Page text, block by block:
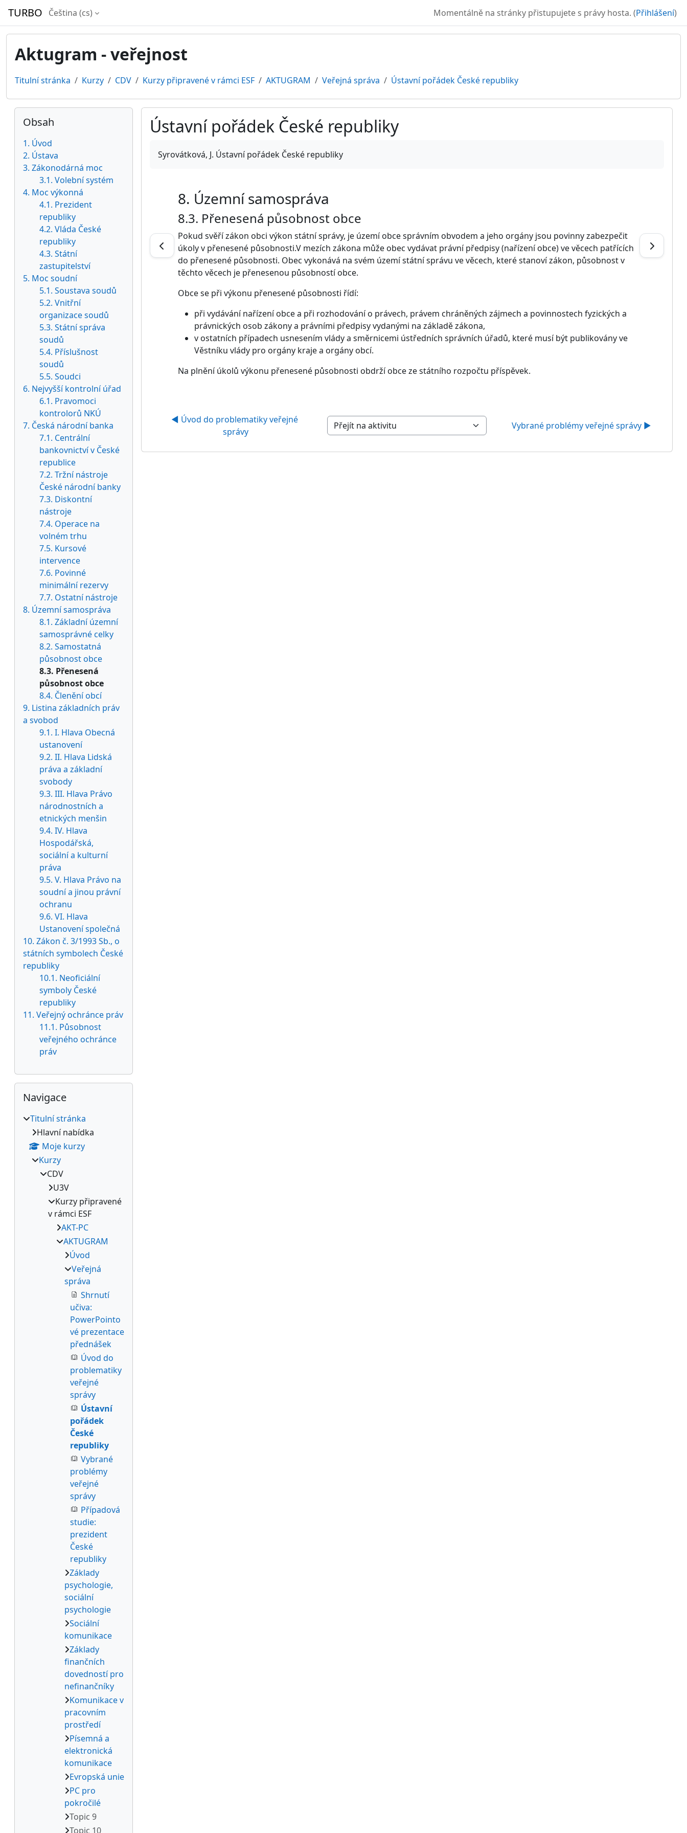
Přejít k hlavnímu obsahu
TURBO Čeština ‎(cs)‎ Momentálně na stránky přistupujete s právy hosta. (Přihlášení)
Aktugram - veřejnost
Titulní stránka Kurzy CDV Kurzy připravené v rámci ESF AKTUGRAM Veřejná správa Ústavní pořádek České republiky
Ústavní pořádek České republiky
Syrovátková, J. Ústavní pořádek České republiky
8. Územní samospráva
8.3. Přenesená působnost obce
Pokud svěří zákon obci výkon státní správy, je území obce správním obvodem a jeho orgány jsou povinny zabezpečit
úkoly v přenesené působnosti.V mezích zákona může obec vydávat právní předpisy (nařízení obce) ve věcech patřících
do přenesené působnosti. Obec vykonává na svém území státní správu ve věcech, které stanoví zákon, působnost v
těchto věcech je přenesenou působností obce.
Obce se při výkonu přenesené působnosti řídí:
při vydávání nařízení obce a při rozhodování o právech, právem chráněných zájmech a povinnostech fyzických a
právnických osob zákony a právními předpisy vydanými na základě zákona,
v ostatních případech usnesením vlády a směrnicemi ústředních správních úřadů, které musí být publikovány ve
Věstníku vlády pro orgány kraje a orgány obcí.
Na plnění úkolů výkonu přenesené působnosti obdrží obce ze státního rozpočtu příspěvek.
◀︎ Úvod do problematiky veřejné
správy
Přejít na aktivitu Vybrané problémy veřejné správy ▶︎
Bloky
Přeskočit: Obsah
Obsah
1. Úvod
2. Ústava
3. Zákonodárná moc
3.1. Volební systém
4. Moc výkonná
4.1. Prezident
republiky
4.2. Vláda České
republiky
4.3. Státní
zastupitelství
5. Moc soudní
5.1. Soustava soudů
5.2. Vnitřní
organizace soudů
5.3. Státní správa
soudů
5.4. Příslušnost
soudů
5.5. Soudci
6. Nejvyšší kontrolní úřad
6.1. Pravomoci
kontrolorů NKÚ
7. Česká národní banka
7.1. Centrální
bankovnictví v České
republice
7.2. Tržní nástroje
České národní banky
7.3. Diskontní
nástroje
7.4. Operace na
volném trhu
7.5. Kursové
intervence
7.6. Povinné
minimální rezervy
7.7. Ostatní nástroje
8. Územní samospráva
8.1. Základní územní
samosprávné celky
8.2. Samostatná
působnost obce
8.3. Přenesená
působnost obce
8.4. Členění obcí
9. Listina základních práv
a svobod
9.1. I. Hlava Obecná
ustanovení
9.2. II. Hlava Lidská
práva a základní
svobody
9.3. III. Hlava Právo
národnostních a
etnických menšin
9.4. IV. Hlava
Hospodářská,
sociální a kulturní
práva
9.5. V. Hlava Právo na
soudní a jinou právní
ochranu
9.6. VI. Hlava
Ustanovení společná
10. Zákon č. 3/1993 Sb., o
státních symbolech České
republiky
10.1. Neoficiální
symboly České
republiky
11. Veřejný ochránce práv
11.1. Působnost
veřejného ochránce
práv
Přeskočit: Navigace
Navigace
Titulní stránka
Hlavní nabídka
Moje kurzy
Kurzy
CDV
U3V
Kurzy připravené
v rámci ESF
AKT-PC
AKTUGRAM
Úvod
Veřejná
správa
Shrnutí
učiva:
PowerPointo
vé prezentace
přednášek
Úvod do
problematiky
veřejné
správy
Ústavní
pořádek
České
republiky
Vybrané
problémy
veřejné
správy
Případová
studie:
prezident
České
republiky
Základy
psychologie,
sociální
psychologie
Sociální
komunikace
Základy
finančních
dovedností pro
nefinančníky
Komunikace v
pracovním
prostředí
Písemná a
elektronická
komunikace
Evropská unie
PC pro
pokročilé
Topic 9
Topic 10